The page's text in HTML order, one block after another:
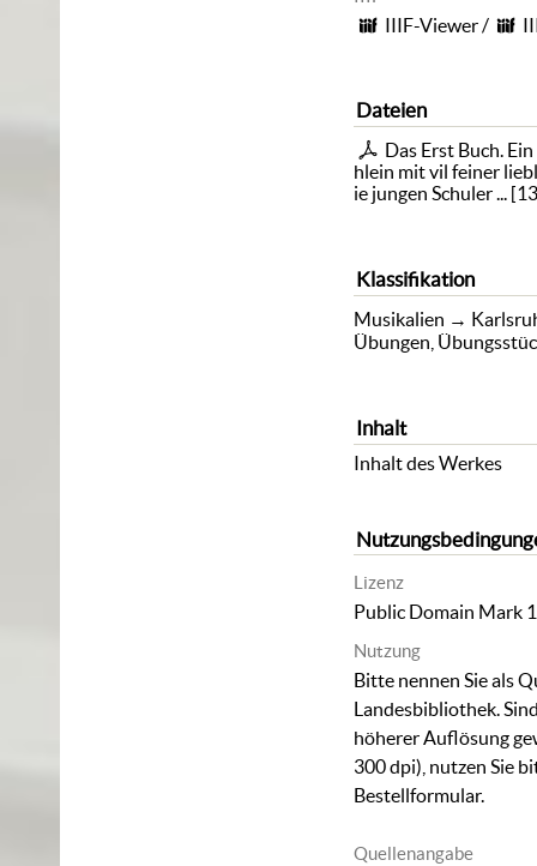
IIIF-Viewer/
Dateien
Das Erst Buch.
hlein mit vil feiner
ie jungen Schuler ... [
Klassifikation
Musikalien →
Übungen,
Inhalt
Inhalt des Werkes
Lizenz
Public Domain Mark
Nutzung
Bitte nennen Sie als
Landesbibliothek.
höherer Auflösung
300 dpi), nutzen Sie
Bestellformular.
Quellenangabe